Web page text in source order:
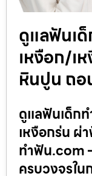
ดูแลฟันเ
เหงือก/เ
หินปูน ถ
ดูแลฟันเด็ก
เหงือกร่น
ทำฟัน.com
ครบวงจรใ